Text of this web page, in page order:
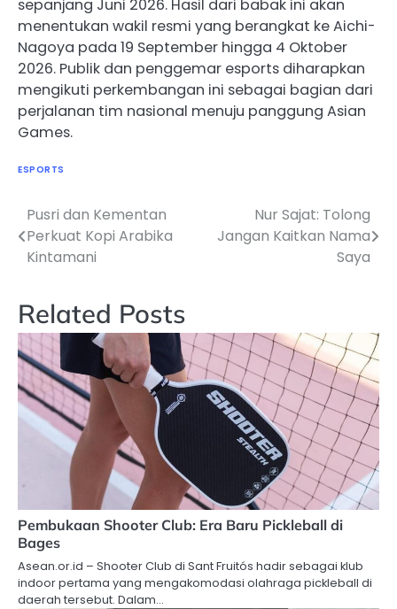
sepanjang Juni 2026. Hasil dari babak ini akan
menentukan wakil resmi yang berangkat ke Aichi-
Nagoya pada 19 September hingga 4 Oktober
2026. Publik dan penggemar esports diharapkan
mengikuti perkembangan ini sebagai bagian dari
perjalanan tim nasional menuju panggung Asian
Games.
ESPORTS
Navigasi
pos
Pusri dan Kementan
Perkuat Kopi Arabika
Kintamani
Nur Sajat: Tolong
Jangan Kaitkan Nama
Saya
Related Posts
Pembukaan Shooter Club: Era Baru Pickleball di
Bages
Asean.or.id – Shooter Club di Sant Fruitós hadir sebagai klub
indoor pertama yang mengakomodasi olahraga pickleball di
daerah tersebut. Dalam…